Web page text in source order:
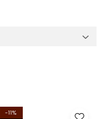
-11%